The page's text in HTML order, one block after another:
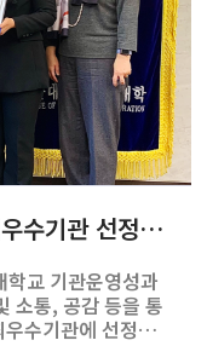
서울대학교 경영대학, 2020 최우수기관 선정되다
교 기관운영성과
소통, 공감 등을 통
수기관에 선정되